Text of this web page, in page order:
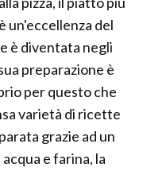
un'eccellenza del
è diventata negli
preparazione è
per questo che
varietà di ricette
grazie ad un
e farina, la